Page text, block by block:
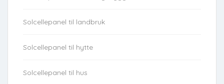
Solcellepanel til landbruk
Solcellepanel til hytte
Solcellepanel til hus